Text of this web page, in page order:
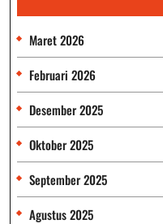
Maret 2026
Februari 2026
Desember 2025
Oktober 2025
September 2025
Agustus 2025